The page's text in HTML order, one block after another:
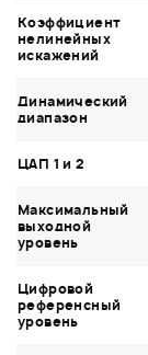
Коэффициент
нелинейных
искажений
Динамический
диапазон
ЦАП 1 и 2
Максимальный
выходной
уровень
Цифровой
референсный
уровень